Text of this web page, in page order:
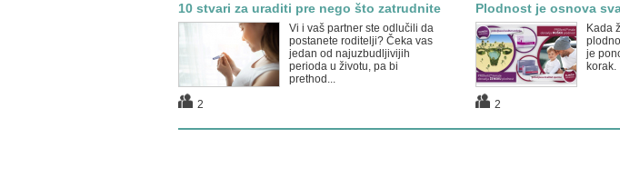
10 stvari za uraditi pre nego što zatrudnite
Vi i vaš partner ste odlučili da
postanete roditelji? Čeka vas
jedan od najuzbudljivijih
perioda u životu, pa bi
prethod...
2
Plodnost je osnova
Kada
je
korak.
2